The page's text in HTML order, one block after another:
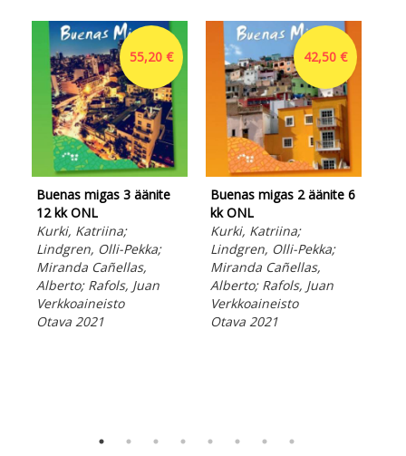
55,20 €
Buenas migas 3 äänite
12 kk ONL
Kurki, Katriina;
Lindgren, Olli-Pekka;
Miranda Cañellas,
Alberto; Rafols, Juan
Verkkoaineisto
Otava 2021
42,50 €
Buenas migas 2 äänite 6
kk ONL
Kurki, Katriina;
Lindgren, Olli-Pekka;
Miranda Cañellas,
Alberto; Rafols, Juan
Verkkoaineisto
Otava 2021